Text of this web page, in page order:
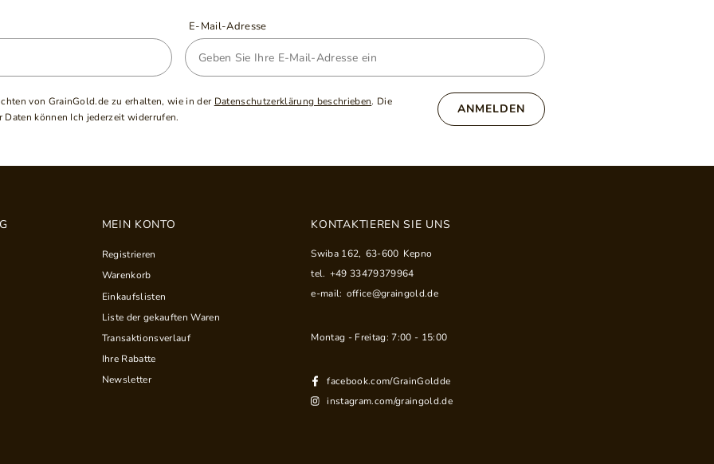
E-Mail-Adresse
von GrainGold.de zu erhalten, wie in der Datenschutzerklärung beschrieben. Die
können Ich jederzeit widerrufen.
ANMELDEN
MEIN KONTO
Registrieren
Warenkorb
Einkaufslisten
Liste der gekauften Waren
Transaktionsverlauf
Ihre Rabatte
Newsletter
KONTAKTIEREN SIE UNS
Swiba 162, 63-600 Kepno
tel. +49 33479379964
e-mail: office@graingold.de
Montag - Freitag: 7:00 - 15:00
facebook.com/GrainGoldde
instagram.com/graingold.de